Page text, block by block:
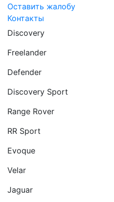
Оставить жалобу
Контакты
Discovery
Freelander
Defender
Discovery Sport
Range Rover
RR Sport
Evoque
Velar
Jaguar